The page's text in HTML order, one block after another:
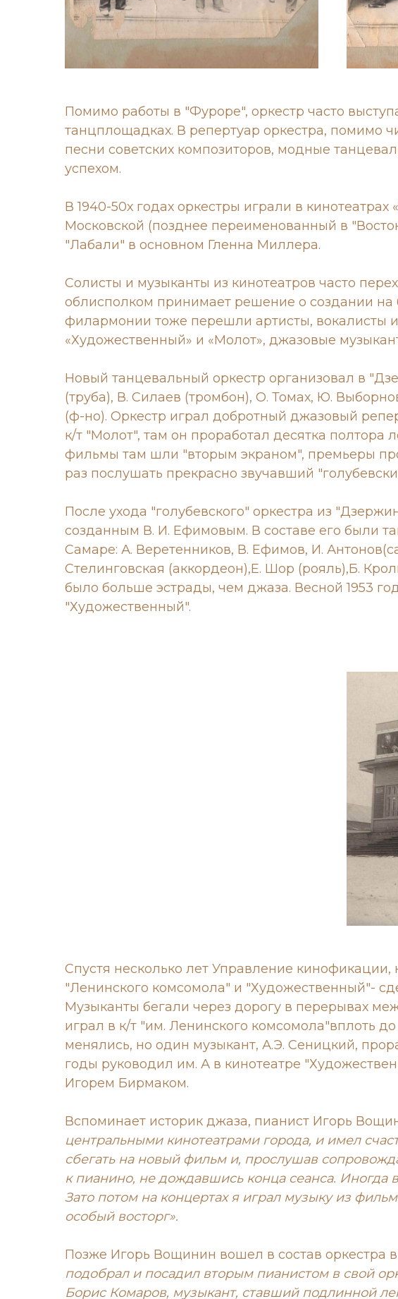
Помимо работы в "Фуроре", оркестр часто
танцплощадках. В репертуар оркестра, помимо
песни советских композиторов, модные
успехом.
В 1940-50х годах оркестры играли в
Московской (позднее переименованный в
"Лабали" в основном Гленна Миллера.
Солисты и музыканты из кинотеатров часто
облисполком принимает решение о создании
филармонии тоже перешли артисты, вокалисты
«Художественный» и «Молот», джазовые
Новый танцевальный оркестр организовал в
(труба), В. Силаев (тромбон), О. Томах, Ю.
(ф-но). Оркестр играл добротный джазовый
к/т "Молот", там он проработал десятка полтора
фильмы там шли "вторым экраном", премьеры
раз послушать прекрасно звучавший
После ухода "голубевского" оркестра из
созданным В. И. Ефимовым. В составе его были
Самаре: А. Веретенников, В. Ефимов, И.
Стелинговская (аккордеон),Е. Шор (рояль),Б.
было больше эстрады, чем джаза. Весной 1953
"Художественный".
Спустя несколько лет Управление кинофикации,
"Ленинского комсомола" и "Художественный"-
Музыканты бегали через дорогу в перерывах
играл в к/т "им. Ленинского комсомола"вплоть
менялись, но один музыкант, А.Э. Сеницкий,
годы руководил им. А в кинотеатре
Игорем Бирмаком.
Вспоминает историк джаза, пианист Игорь
центральными кинотеатрами города, и имел
сбегать на новый фильм и, прослушав
к пианино, не дождавшись конца сеанса. Иногда
Зато потом на концертах я играл музыку из
особый восторг».
Позже Игорь Вощинин вошел в состав оркестра
подобрал и посадил вторым пианистом в свой
Борис Комаров, музыкант, ставший подлинной